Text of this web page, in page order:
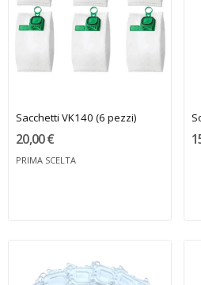
Sacchetti VK140 (6 pezzi)
20,00 €
PRIMA SCELTA